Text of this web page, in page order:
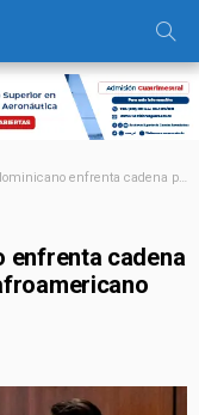
cadena perpetua por asesinato de un afroamericano
enfrenta cadena